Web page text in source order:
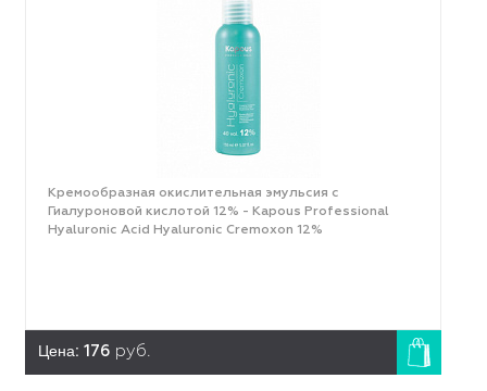
Кремообразная окислительная эмульсия с
Гиалуроновой кислотой 12% - Kapous Professional
Hyaluronic Acid Hyaluronic Cremoxon 12%
Цена: 176 руб.